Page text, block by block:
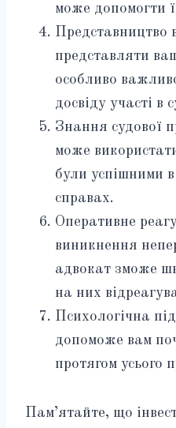
може допомогти
Представництво
представляти
особливо
досвіду участі в
Знання судової
може
були успішними
справах.
Оперативне
виникнення
адвокат зможе
на них
Психологічна
допоможе вам
протягом усього
Пам’ятайте, що